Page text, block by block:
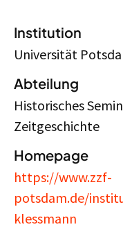
Institution
Universität
Abteilung
Historisches
Zeitgeschichte
Homepage
https://www.zzf-
potsdam.de/
klessmann